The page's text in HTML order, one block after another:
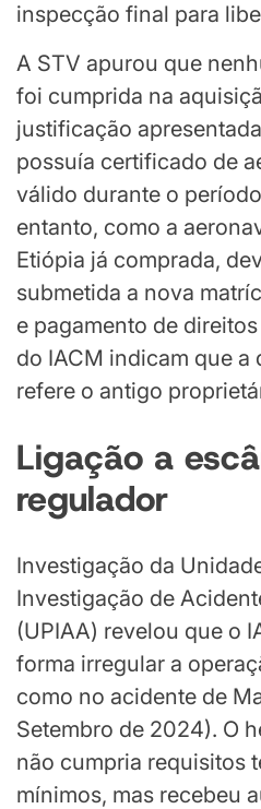
inspecção final para
A STV apurou que
foi cumprida na
justificação
possuía certificado de
válido durante o
entanto, como a
Etiópia já comprada,
submetida a nova
e pagamento de
do IACM indicam que a
refere o antigo
Ligação a
regulador
Investigação da
Investigação de
(UPIAA) revelou que o
forma irregular a
como no acidente de
Setembro de 2024). O
não cumpria requisitos
mínimos, mas recebeu